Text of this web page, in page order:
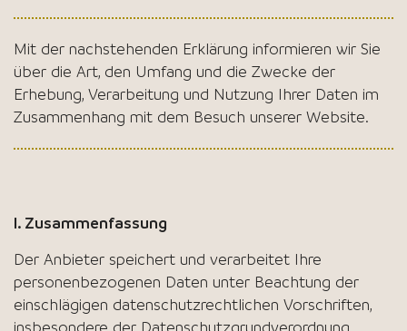
Mit der nachstehenden Erklärung informieren wir Sie
über die Art, den Umfang und die Zwecke der
Erhebung, Verarbeitung und Nutzung Ihrer Daten im
Zusammenhang mit dem Besuch unserer Website.
I. Zusammenfassung
Der Anbieter speichert und verarbeitet Ihre
personenbezogenen Daten unter Beachtung der
einschlägigen datenschutzrechtlichen Vorschriften,